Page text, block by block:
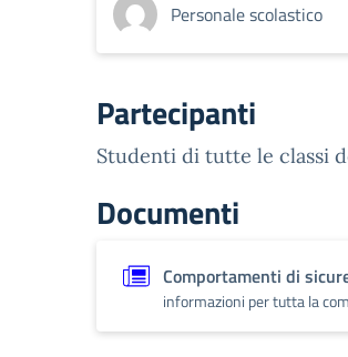
Personale scolastico
Partecipanti
Studenti di tutte le classi
Documenti
Comportamenti di
informazioni per tutta la